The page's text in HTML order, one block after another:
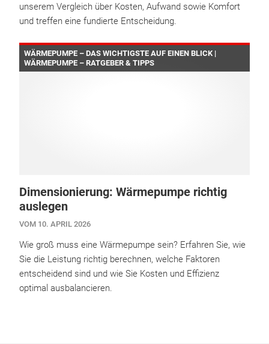
unserem Vergleich über Kosten, Aufwand sowie Komfort
und treffen eine fundierte Entscheidung.
WÄRMEPUMPE – DAS WICHTIGSTE AUF EINEN BLICK |
WÄRMEPUMPE – RATGEBER & TIPPS
Dimensionierung: Wärmepumpe richtig
auslegen
VOM 10. APRIL 2026
Wie groß muss eine Wärmepumpe sein? Erfahren Sie, wie
Sie die Leistung richtig berechnen, welche Faktoren
entscheidend sind und wie Sie Kosten und Effizienz
optimal ausbalancieren.